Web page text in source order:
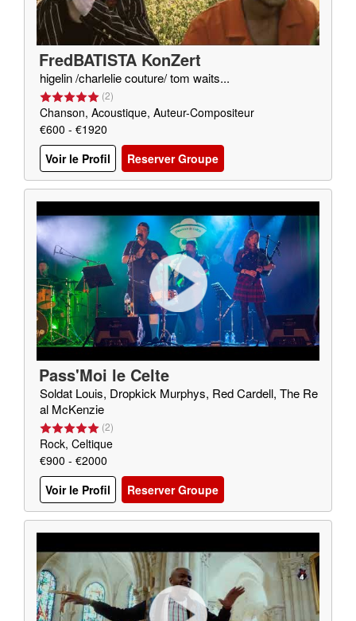
FredBATISTA KonZert
higelin /charlelie couture/ tom waits...
(2)
Chanson, Acoustique, Auteur-Compositeur
€600 - €1920
Voir le Profil
Reserver Groupe
Pass'Moi le Celte
Soldat Louis, Dropkick Murphys, Red Cardell, The Re
al McKenzie
(2)
Rock, Celtique
€900 - €2000
Voir le Profil
Reserver Groupe